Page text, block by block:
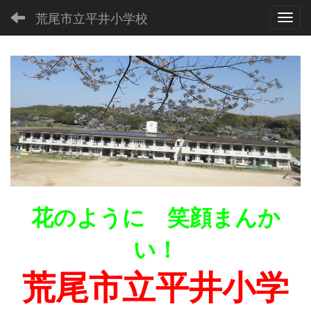
荒尾市立平井小学校
花のように 笑顔まんか
い！
荒尾市立平井小学